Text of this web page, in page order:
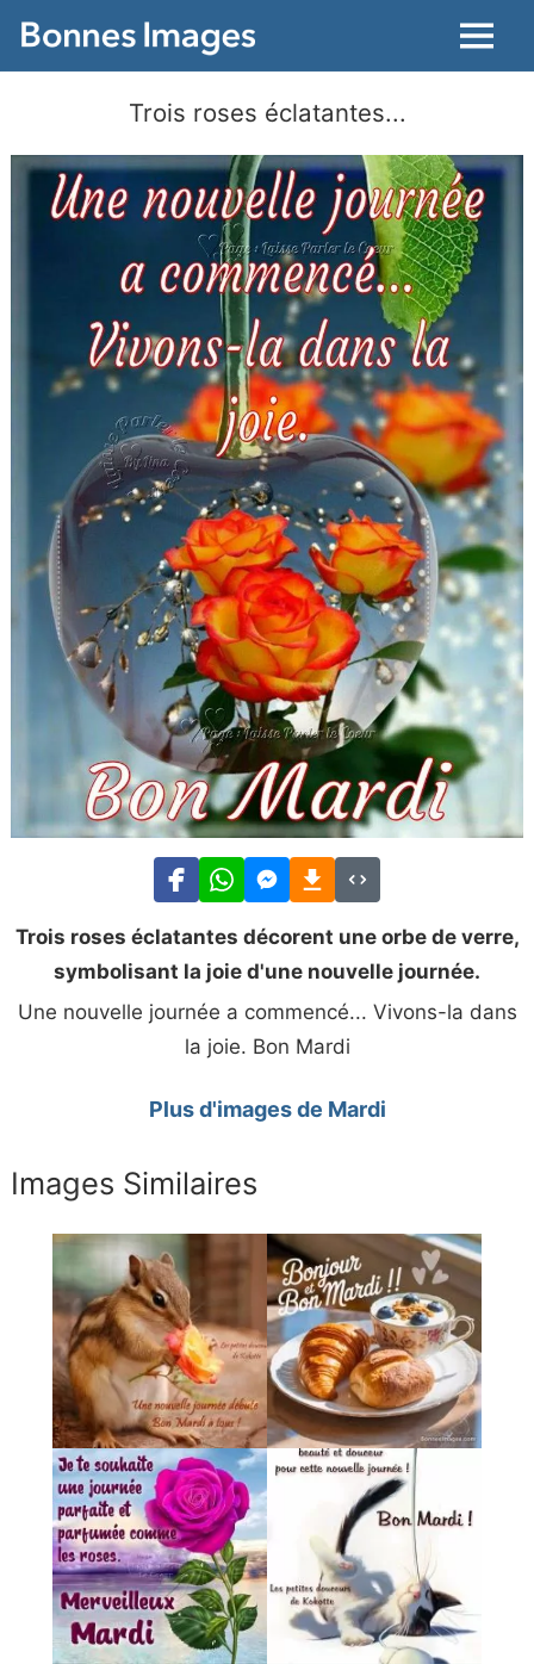
Menu
Trois roses éclatantes...
Trois roses éclatantes décorent une orbe de verre,
symbolisant la joie d'une nouvelle journée.
Une nouvelle journée a commencé... Vivons-la dans
la joie. Bon Mardi
Plus d'images de Mardi
Images Similaires